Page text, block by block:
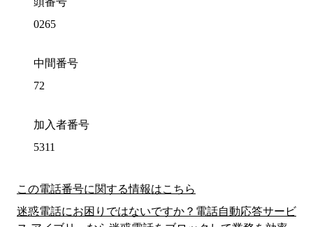
0265
中間番号
72
加入者番号
5311
この電話番号に関する情報はこちら
迷惑電話にお困りではないですか？電話自動応答サービ